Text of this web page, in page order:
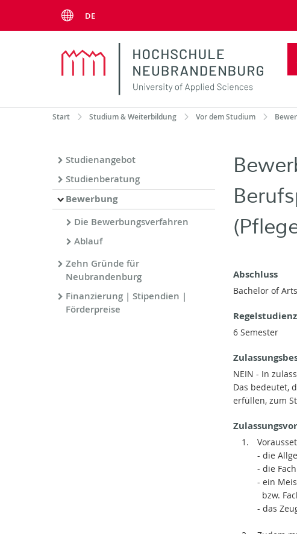
DE
Start Studium & Weiterbildung Vor dem Studium
Studienangebot
Studienberatung
Bewerbung
Die Bewerbungsverfahren
Ablauf
Zehn Gründe für
Neubrandenburg
Finanzierung | Stipendien |
Förderpreise
Abschluss
Bachelor of Arts
6 Semester
NEIN - In
Das bedeutet,
erfüllen, zum
- die
- die
- ein
bzw.
- das